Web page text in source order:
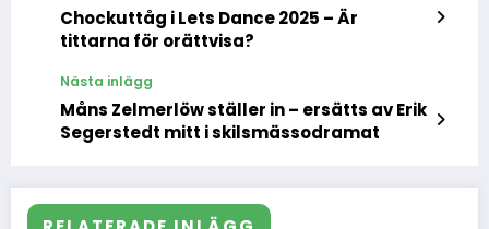
Chockuttåg i Lets Dance 2025 – Är
tittarna för orättvisa?
Nästa inlägg
Måns Zelmerlöw ställer in – ersätts av Erik
Segerstedt mitt i skilsmässodramat